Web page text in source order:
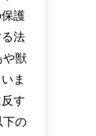
護
法
や獣
ま
す
下の